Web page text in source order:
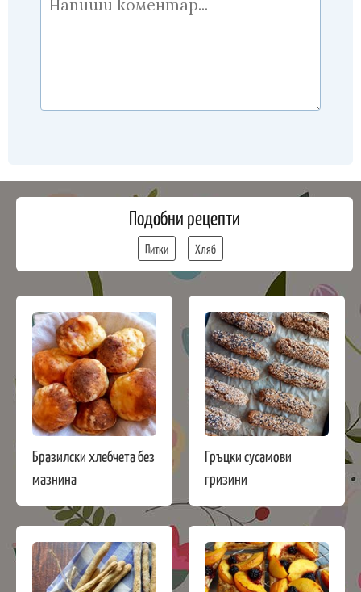
Подобни рецепти
Питки Хляб
Бразилски хлебчета без
мазнина
Гръцки сусамови
гризини